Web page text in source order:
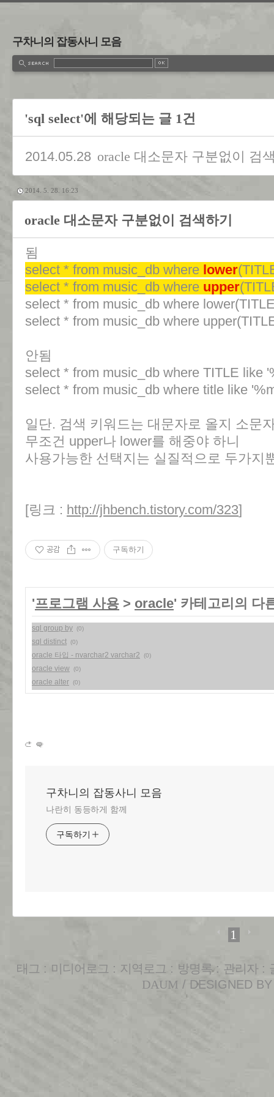
구차니의 잡동사니 모음
'sql select'에 해당되는 글 1건
2014.05.28 oracle 대소문자 구분없이 검
2014. 5. 28. 16:23
oracle 대소문자 구분없이 검색하기
됨
select * from music_db where lower
select * from music_db where upper
select * from music_db where
select * from music_db where
안됨
select * from music_db where TITLE like
select * from music_db where title like
일단. 검색 키워드는 대문자로 올지 소문
무조건 upper나 lower를 해중야 하니
사용가능한 선택지는 실질적으로 두가지
[링크 : http://jhbench.tistory.com/323]
공감 구독하기
'프로그램 사용 > oracle' 카테고리의 다
sql group by (0)
sql distinct (0)
oracle 타입 - nvarchar2 varchar2 (0)
oracle view (0)
oracle alter (0)
구차니의 잡동사니 모음
나란히 동등하게 함께
구독하기
1
태그 : 미디어로그 : 지역로그 : 방명록: 관리자 :
DAUM / DESIGNED